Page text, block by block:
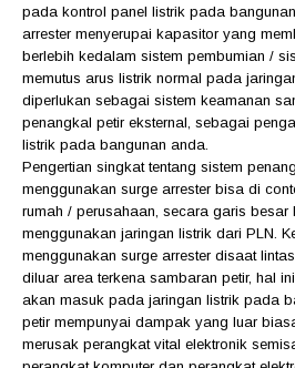
pada kontrol panel listrik pada
arrester menyerupai kapasitor yang
berlebih kedalam sistem pembumian /
memutus arus listrik normal pada
diperlukan sebagai sistem keamanan
penangkal petir eksternal, sebagai
listrik pada bangunan anda.
Pengertian singkat tentang sistem
menggunakan surge arrester bisa di
rumah / perusahaan, secara garis besar
menggunakan jaringan listrik dari PLN.
menggunakan surge arrester disaat
diluar area terkena sambaran petir, hal
akan masuk pada jaringan listrik pada
petir mempunyai dampak yang luar
merusak perangkat vital elektronik